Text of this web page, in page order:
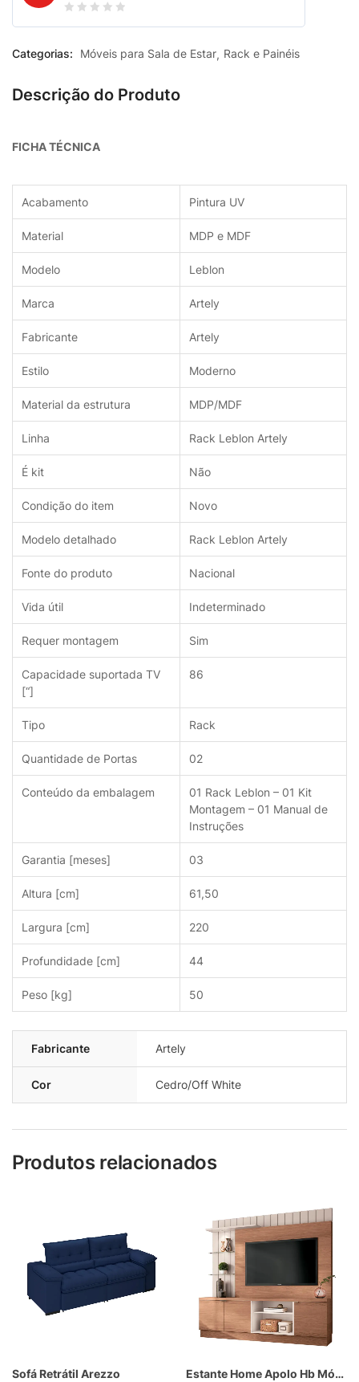
0
of
Categorias: Móveis para Sala de Estar Rack e Painéis
Descrição do Produto
FICHA TÉCNICA
Acabamento Pintura UV
Material MDP e MDF
Modelo Leblon
Marca Artely
Fabricante Artely
Estilo Moderno
Material da estrutura MDP/MDF
Linha Rack Leblon Artely
É kit Não
Condição do item Novo
Modelo detalhado Rack Leblon Artely
Fonte do produto Nacional
Vida útil Indeterminado
Requer montagem Sim
Capacidade suportada TV
[“]
86
Tipo Rack
Quantidade de Portas 02
Conteúdo da embalagem
01 Rack Leblon – 01 Kit
Montagem – 01 Manual de
Instruções
Garantia [meses] 03
Altura [cm] 61,50
Largura [cm] 220
Profundidade [cm] 44
Peso [kg] 50
Fabricante Artely
Cor Cedro/Off White
Produtos relacionados
Sofá Retrátil Arezzo
Estante Home Apolo Hb Móveis